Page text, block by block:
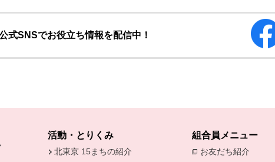
式SNSでお役立ち情報を配信中！
活動・とりくみ
北東京 15まちの紹介
組合員メニュー
お友だち紹介 別の